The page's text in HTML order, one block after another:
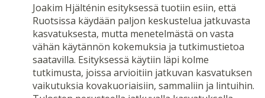
Joakim Hjälténin esityksessä tuotiin esiin, että
Ruotsissa käydään paljon keskustelua jatkuvasta
kasvatuksesta, mutta menetelmästä on vasta
vähän käytännön kokemuksia ja tutkimustietoa
saatavilla. Esityksessä käytiin läpi kolme
tutkimusta, joissa arvioitiin jatkuvan kasvatuksen
vaikutuksia kovakuoriaisiin, sammaliin ja lintuihin.